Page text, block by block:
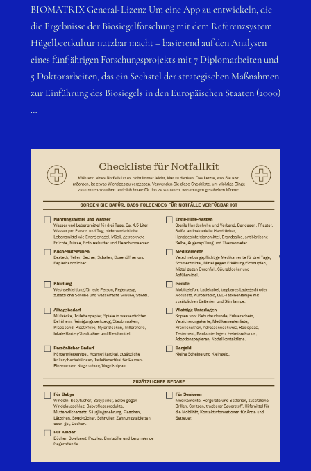
BIOMATRIX General-Lizenz Um eine App zu entwickeln, die
die Ergebnisse der Biosiegelforschung mit dem Referenzsystem
Hügelbeetkultur nutzbar macht – basierend auf den Analysen
eines fünfjährigen Forschungsprojekts mit 7 Diplomarbeiten und
5 Doktorarbeiten, das ein Sechstel der strategischen Maßnahmen
zur Einführung des Biosiegels in den Europäischen Staaten (2000)
…